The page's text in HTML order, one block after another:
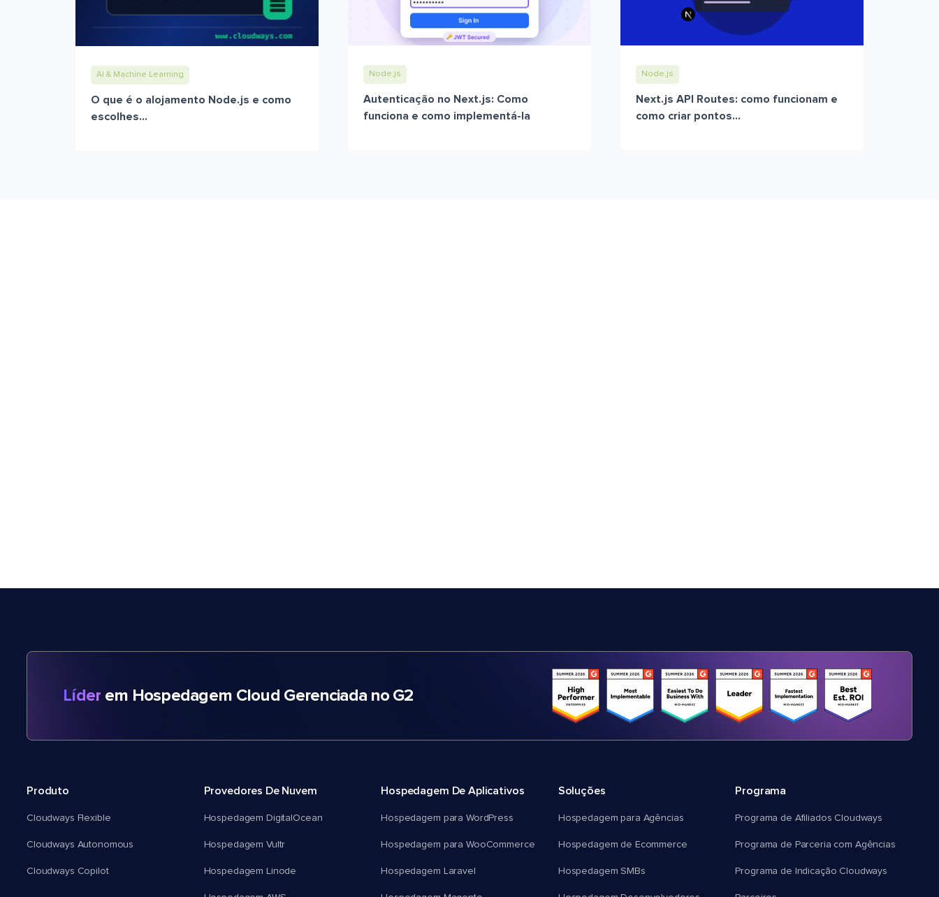
AI & Machine Learning
O que é o alojamento Node.js e como
escolhes...
Node.js
Autenticação no Next.js: Como
funciona e como implementá-la
Node.js
Next.js API Routes: como funcionam e
como criar pontos...
Líder em Hospedagem Cloud Gerenciada no G2
Produto
Cloudways Flexible
Cloudways Autonomous
Cloudways Copilot
Provedores De Nuvem
Hospedagem DigitalOcean
Hospedagem Vultr
Hospedagem Linode
Hospedagem De Aplicativos
Hospedagem para WordPress
Hospedagem para WooCommerce
Hospedagem Laravel
Soluções
Hospedagem para Agências
Hospedagem de Ecommerce
Hospedagem SMBs
Programa
Programa de Afiliados Cloudways
Programa de Parceria com Agências
Programa de Indicação Cloudways